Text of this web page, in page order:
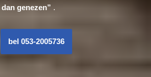
genezen” .
bel 053-2005736